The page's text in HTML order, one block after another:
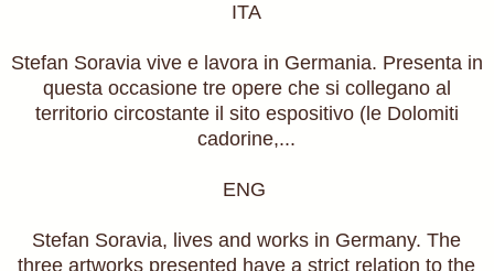
ITA
Stefan Soravia vive e lavora in Germania. Presenta in
questa occasione tre opere che si collegano al
territorio circostante il sito espositivo (le Dolomiti
cadorine,...
ENG
Stefan Soravia, lives and works in Germany. The
three artworks presented have a strict relation to the